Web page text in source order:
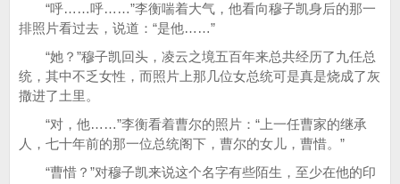
“呼……呼……”李衡喘着大气，他看向穆子凯身后的那一
排照片看过去，说道：“是他……”
“她？”穆子凯回头，凌云之境五百年来总共经历了九任总
统，其中不乏女性，而照片上那几位女总统可是真是烧成了灰
撒进了土里。
“对，他……”李衡看着曹尔的照片：“上一任曹家的继承
人，七十年前的那一位总统阁下，曹尔的女儿，曹惜。”
“曹惜？”对穆子凯来说这个名字有些陌生，至少在他的印